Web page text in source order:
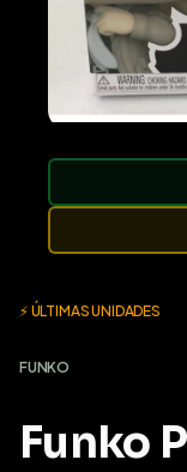
⚡ ÚLTIMAS UNIDADES
FUNKO
Funko